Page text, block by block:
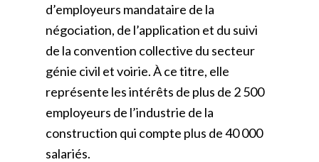
d’employeurs mandataire de la
négociation, de l’application et du suivi
de la convention collective du secteur
génie civil et voirie. À ce titre, elle
représente les intérêts de plus de 2 500
employeurs de l’industrie de la
construction qui compte plus de 40 000
salariés.